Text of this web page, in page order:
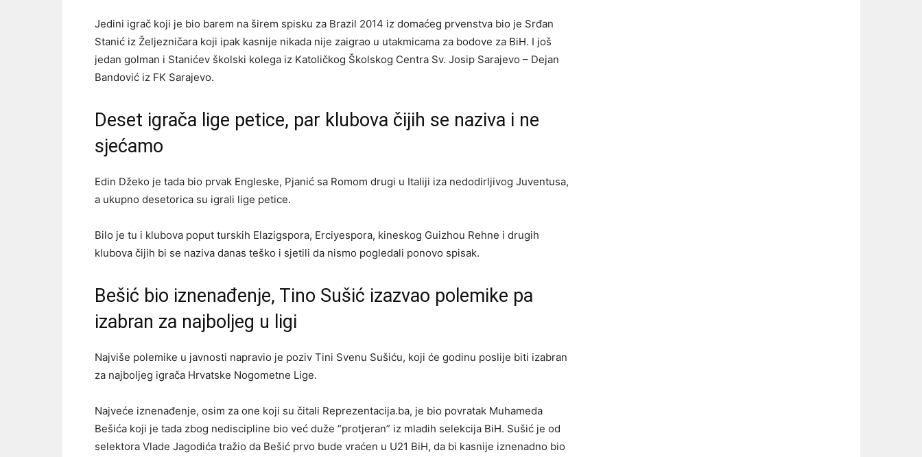
Jedini igrač koji je bio barem na širem spisku za Brazil 2014 iz domaćeg prvenstva bio je Srđan
Stanić iz Željezničara koji ipak kasnije nikada nije zaigrao u utakmicama za bodove za BiH. I još
jedan golman i Stanićev školski kolega iz Katoličkog Školskog Centra Sv. Josip Sarajevo – Dejan
Bandović iz FK Sarajevo.
Deset igrača lige petice, par klubova čijih se naziva i ne
sjećamo
Edin Džeko je tada bio prvak Engleske, Pjanić sa Romom drugi u Italiji iza nedodirljivog Juventusa,
a ukupno desetorica su igrali lige petice.
Bilo je tu i klubova poput turskih Elazigspora, Erciyespora, kineskog Guizhou Rehne i drugih
klubova čijih bi se naziva danas teško i sjetili da nismo pogledali ponovo spisak.
Bešić bio iznenađenje, Tino Sušić izazvao polemike pa
izabran za najboljeg u ligi
Najviše polemike u javnosti napravio je poziv Tini Svenu Sušiću, koji će godinu poslije biti izabran
za najboljeg igrača Hrvatske Nogometne Lige.
Najveće iznenađenje, osim za one koji su čitali Reprezentacija.ba, je bio povratak Muhameda
Bešića koji je tada zbog nediscipline bio već duže “protjeran” iz mladih selekcija BiH. Sušić je od
selektora Vlade Jagodića tražio da Bešić prvo bude vraćen u U21 BiH, da bi kasnije iznenadno bio